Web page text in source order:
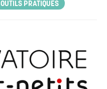
OUTILS PRATIQUES